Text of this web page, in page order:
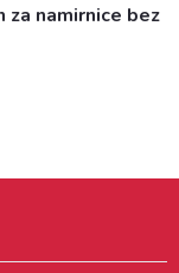
za namirnice bez